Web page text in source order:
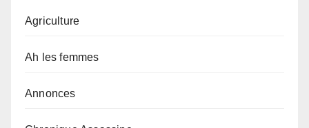
Agriculture
Ah les femmes
Annonces